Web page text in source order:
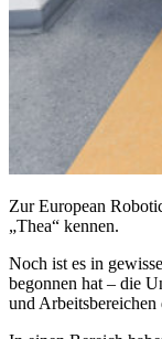
Zur European
„Thea“ kennen.
Noch ist es in
begonnen hat – die
und